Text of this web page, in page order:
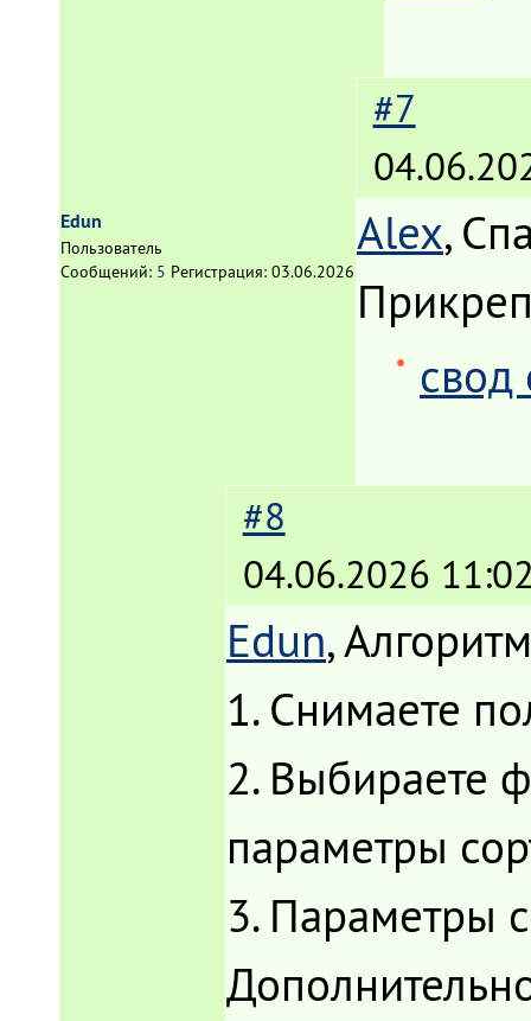
Edun
Пользователь
Сообщений: 5 Регистрация: 03.06.2026
#7
Alex,
свод
#8
04.06.2026
Edun,
1. Снимаете
2. Выбираете
параметры
3. Параметры